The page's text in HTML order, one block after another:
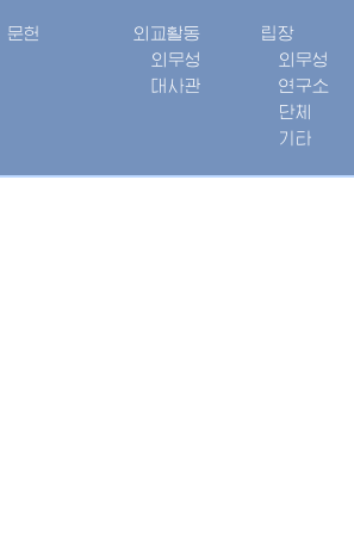
문헌
외교활동
외무성
대사관
립장
외무성
연구소
단체
기타